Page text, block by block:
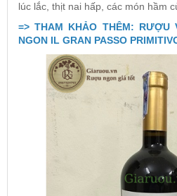
lúc lắc, thịt nai hấp, các món hầm
=> THAM KHẢO THÊM: RƯỢU
NGON IL GRAN PASSO